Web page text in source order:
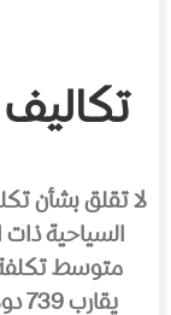
لا تقلق بشأن
السياحية ذات
متوسط